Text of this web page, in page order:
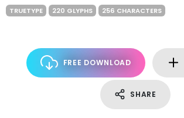
TRUETYPE 220 GLYPHS 256 CHARACTERS
FREE DOWNLOAD
SHARE